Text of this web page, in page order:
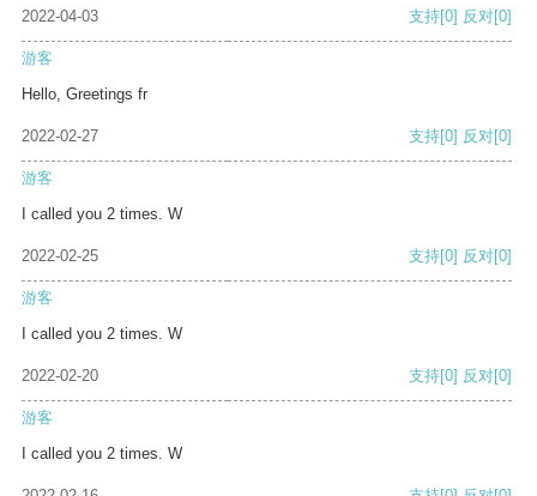
2022-04-03 支持[0] 反对[0]
游客
Hello, Greetings fr
2022-02-27 支持[0] 反对[0]
游客
I called you 2 times. W
2022-02-25 支持[0] 反对[0]
游客
I called you 2 times. W
2022-02-20 支持[0] 反对[0]
游客
I called you 2 times. W